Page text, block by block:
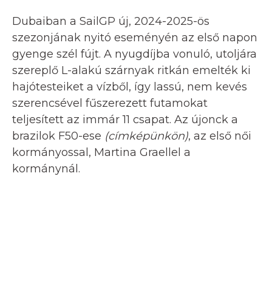
Dubaiban a SailGP új, 2024-2025-ös
szezonjának nyitó eseményén az első napon
gyenge szél fújt. A nyugdíjba vonuló, utoljára
szereplő L-alakú szárnyak ritkán emelték ki
hajótesteiket a vízből, így lassú, nem kevés
szerencsével fűszerezett futamokat
teljesített az immár 11 csapat. Az újonck a
brazilok F50-ese (címképünkön), az első női
kormányossal, Martina Graellel a
kormánynál.